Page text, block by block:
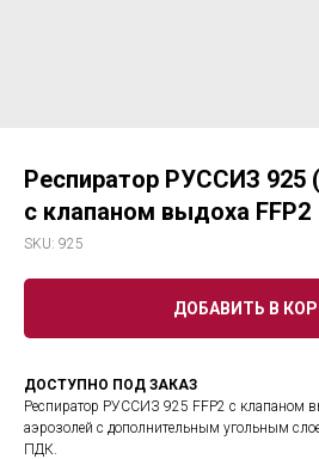
Респиратор РУССИЗ 925
с клапаном выдоха FFP2
SKU: 925
ДОБАВИТЬ В
ДОСТУПНО ПОД ЗАКАЗ
Респиратор РУССИЗ 925 FFP2 с клапаном
аэрозолей с дополнительным угольным
ПДК.